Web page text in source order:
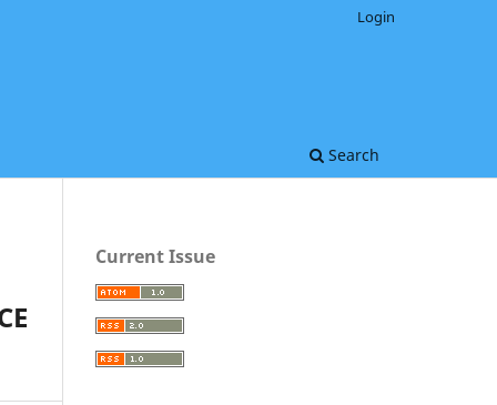
Search
Login
Current Issue